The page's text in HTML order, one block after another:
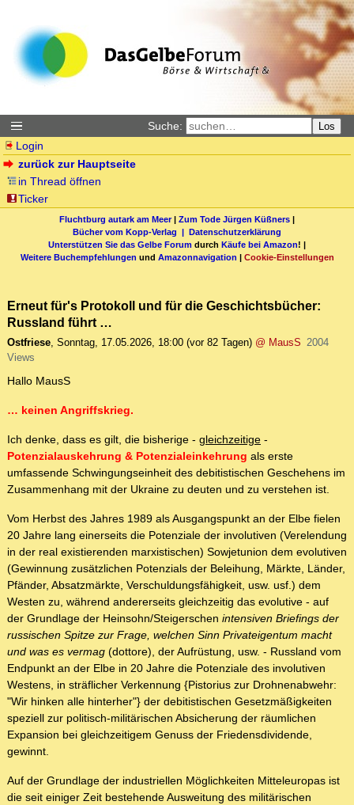
Suche: Los
Login
zurück zur Hauptseite
in Thread öffnen
Ticker
Fluchtburg autark am Meer| Zum Tode Jürgen Küßners |
Bücher vom Kopp-Verlag | Datenschutzerklärung
Unterstützen Sie das Gelbe Forum durch Käufe bei Amazon! |
Weitere Buchempfehlungen und Amazonnavigation | Cookie-Einstellungen
Erneut für's Protokoll und für die Geschichtsbücher:
Russland führt …
Ostfriese, Sonntag, 17.05.2026, 18:00 (vor 82 Tagen) @ MausS 2004
Views
Hallo MausS
… keinen Angriffskrieg.
Ich denke, dass es gilt, die bisherige - gleichzeitige -
Potenzialauskehrung & Potenzialeinkehrung als erste
umfassende Schwingungseinheit des debitistischen Geschehens im
Zusammenhang mit der Ukraine zu deuten und zu verstehen ist.
Vom Herbst des Jahres 1989 als Ausgangspunkt an der Elbe fielen
20 Jahre lang einerseits die Potenziale der involutiven (Verelendung
in der real existierenden marxistischen) Sowjetunion dem evolutiven
(Gewinnung zusätzlichen Potenzials der Beleihung, Märkte, Länder,
Pfänder, Absatzmärkte, Verschuldungsfähigkeit, usw. usf.) dem
Westen zu, während andererseits gleichzeitig das evolutive - auf
der Grundlage der Heinsohn/Steigerschen intensiven Briefings der
russischen Spitze zur Frage, welchen Sinn Privateigentum macht
und was es vermag (dottore), der Aufrüstung, usw. - Russland vom
Endpunkt an der Elbe in 20 Jahre die Potenziale des involutiven
Westens, in sträflicher Verkennung {Pistorius zur Drohnenabwehr:
"Wir hinken alle hinterher"} der debitistischen Gesetzmäßigkeiten
speziell zur politisch-militärischen Absicherung der räumlichen
Expansion bei gleichzeitigem Genuss der Friedensdividende,
gewinnt.
Auf der Grundlage der industriellen Möglichkeiten Mitteleuropas ist
die seit einiger Zeit bestehende Ausweitung des militärischen